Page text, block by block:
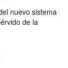
nuevo sistema
de la